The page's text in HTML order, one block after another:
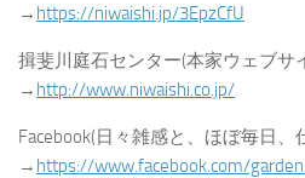
→ https://niwaishi.jp/3EpzCfU
揖斐川庭石センター(本家ウェブサ
→ http://www.niwaishi.co.jp/
Facebook(日々雑感と、ほぼ毎日、
→ https://www.facebook.com/